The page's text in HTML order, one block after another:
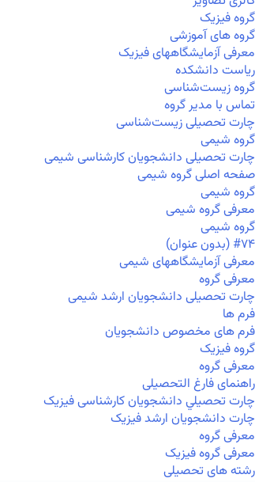
گروه فیزیک
گروه های آموزشی
معرفی آزمایشگاههای فیزیک
ریاست دانشکده
گروه زیست‌شناسی
تماس با مدیر گروه
چارت تحصیلی زیست‌شناسی
گروه شیمی
چارت تحصیلی دانشجویان کارشناسی شیمی
صفحه اصلی گروه شیمی
گروه شیمی
معرفی گروه شیمی
گروه شیمی
#۷۴ (بدون عنوان)
معرفی آزمایشگاههای شیمی
معرفی گروه
چارت تحصیلی دانشجویان ارشد شیمی
فرم ها
فرم های مخصوص دانشجویان
گروه فیزیک
معرفی گروه
راهنمای فارغ التحصیلی
چارت تحصيلي دانشجویان کارشناسی فیزیک
چارت دانشجویان ارشد فیزیک
معرفی گروه
معرفی گروه فیزیک
رشته های تحصیلی